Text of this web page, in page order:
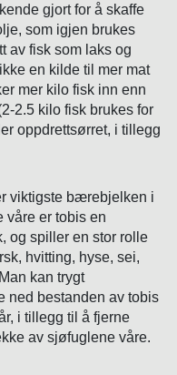
gjort for å skaffe
som igjen brukes
av fisk som laks og
en kilde til mer mat
mer kilo fisk inn enn
2.5 kilo fisk brukes for
oppdrettsørret, i tillegg
viktigste bærebjelken i
våre er tobis en
og spiller en stor rolle
hvitting, hyse, sei,
kan trygt
ned bestanden av tobis
i tillegg til å fjerne
av sjøfuglene våre.